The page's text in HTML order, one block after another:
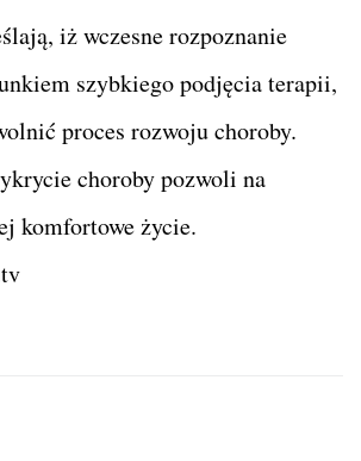
iż wczesne rozpoznanie
szybkiego podjęcia terapii,
proces rozwoju choroby.
choroby pozwoli na
komfortowe życie.